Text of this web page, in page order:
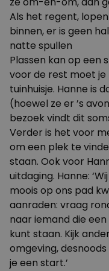
Als het regent,
binnen, er is geen
natte spullen
Plassen kan op een
voor de rest moet
tuinhuisje. Hanne is
(hoewel ze er ’s
bezoek vindt dit
Verder is het voor
om een plek te
staan. Ook voor
uitdaging. Hanne:
moois op ons pad
aanraden: vraag
naar iemand die
kunt staan. Kijk
omgeving,
je een start.’